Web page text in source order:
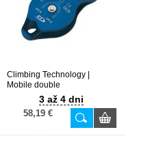
Climbing Technology |
Mobile double
3 až 4 dni
58,19 €